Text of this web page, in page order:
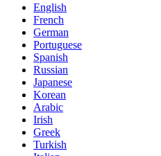
English
French
German
Portuguese
Spanish
Russian
Japanese
Korean
Arabic
Irish
Greek
Turkish